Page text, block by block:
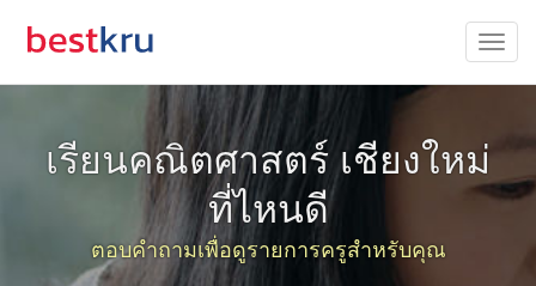
เรียนคณิตศาสตร์ เชียงใหม่
ที่ไหนดี
ตอบคำถามเพื่อดูรายการครูสำหรับคุณ